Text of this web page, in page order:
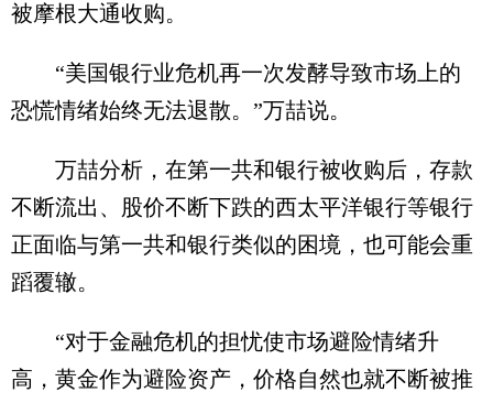
被摩根大通收购。
“美国银行业危机再一次发酵导致市场上的
恐慌情绪始终无法退散。”万喆说。
万喆分析，在第一共和银行被收购后，存款
不断流出、股价不断下跌的西太平洋银行等银行
正面临与第一共和银行类似的困境，也可能会重
蹈覆辙。
“对于金融危机的担忧使市场避险情绪升
高，黄金作为避险资产，价格自然也就不断被推